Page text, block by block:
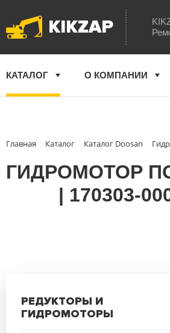
KIKZAP
КАТАЛОГ О КОМПАНИИ
Главная Каталог Каталог Doosan
ГИДРОМОТОР
| 170303-
РЕДУКТОРЫ И
ГИДРОМОТОРЫ